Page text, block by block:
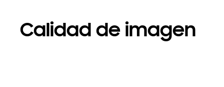
Calidad de imagen